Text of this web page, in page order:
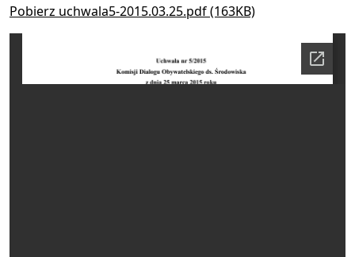
Pobierz uchwala5-2015.03.25.pdf (163KB)